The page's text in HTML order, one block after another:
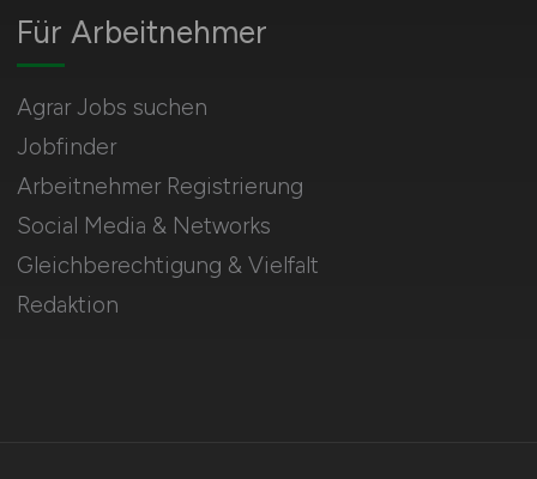
Für Arbeitnehmer
Agrar Jobs suchen
Jobfinder
Arbeitnehmer Registrierung
Social Media & Networks
Gleichberechtigung & Vielfalt
Redaktion